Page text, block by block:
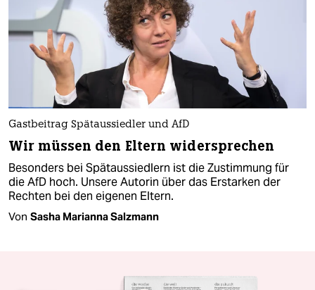
Gastbeitrag Spätaussiedler und AfD
Wir müssen den Eltern widersprechen
Besonders bei Spätaussiedlern ist die Zustimmung für
die AfD hoch. Unsere Autorin über das Erstarken der
Rechten bei den eigenen Eltern.
Von Sasha Marianna Salzmann